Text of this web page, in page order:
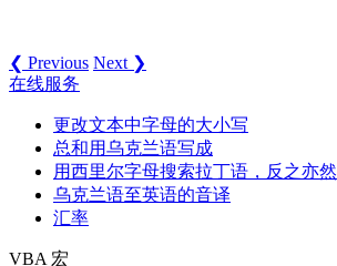
❮ Previous Next ❯
在线服务
更改文本中字母的大小写
总和用乌克兰语写成
用西里尔字母搜索拉丁语，反之亦然
乌克兰语至英语的音译
汇率
VBA 宏